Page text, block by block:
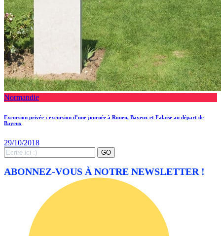
Normandie
Excursion privée : excursion d’une journée à Rouen, Bayeux et Falaise au départ de
Bayeux
29/10/2018
Search
for:
GO
ABONNEZ-VOUS À NOTRE NEWSLETTER !